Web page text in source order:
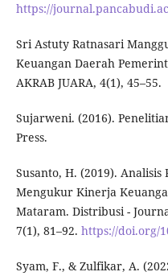
https://
Sri Astuty Ratnasari
Keuangan Daerah
AKRAB JUARA, 4(1), 45–55.
Sujarweni. (2016).
Press.
Susanto, H. (2019).
Mengukur Kinerja
Mataram. Distribusi -
7(1), 81–92. https://doi.org/
Syam, F., & Zulfikar, A.